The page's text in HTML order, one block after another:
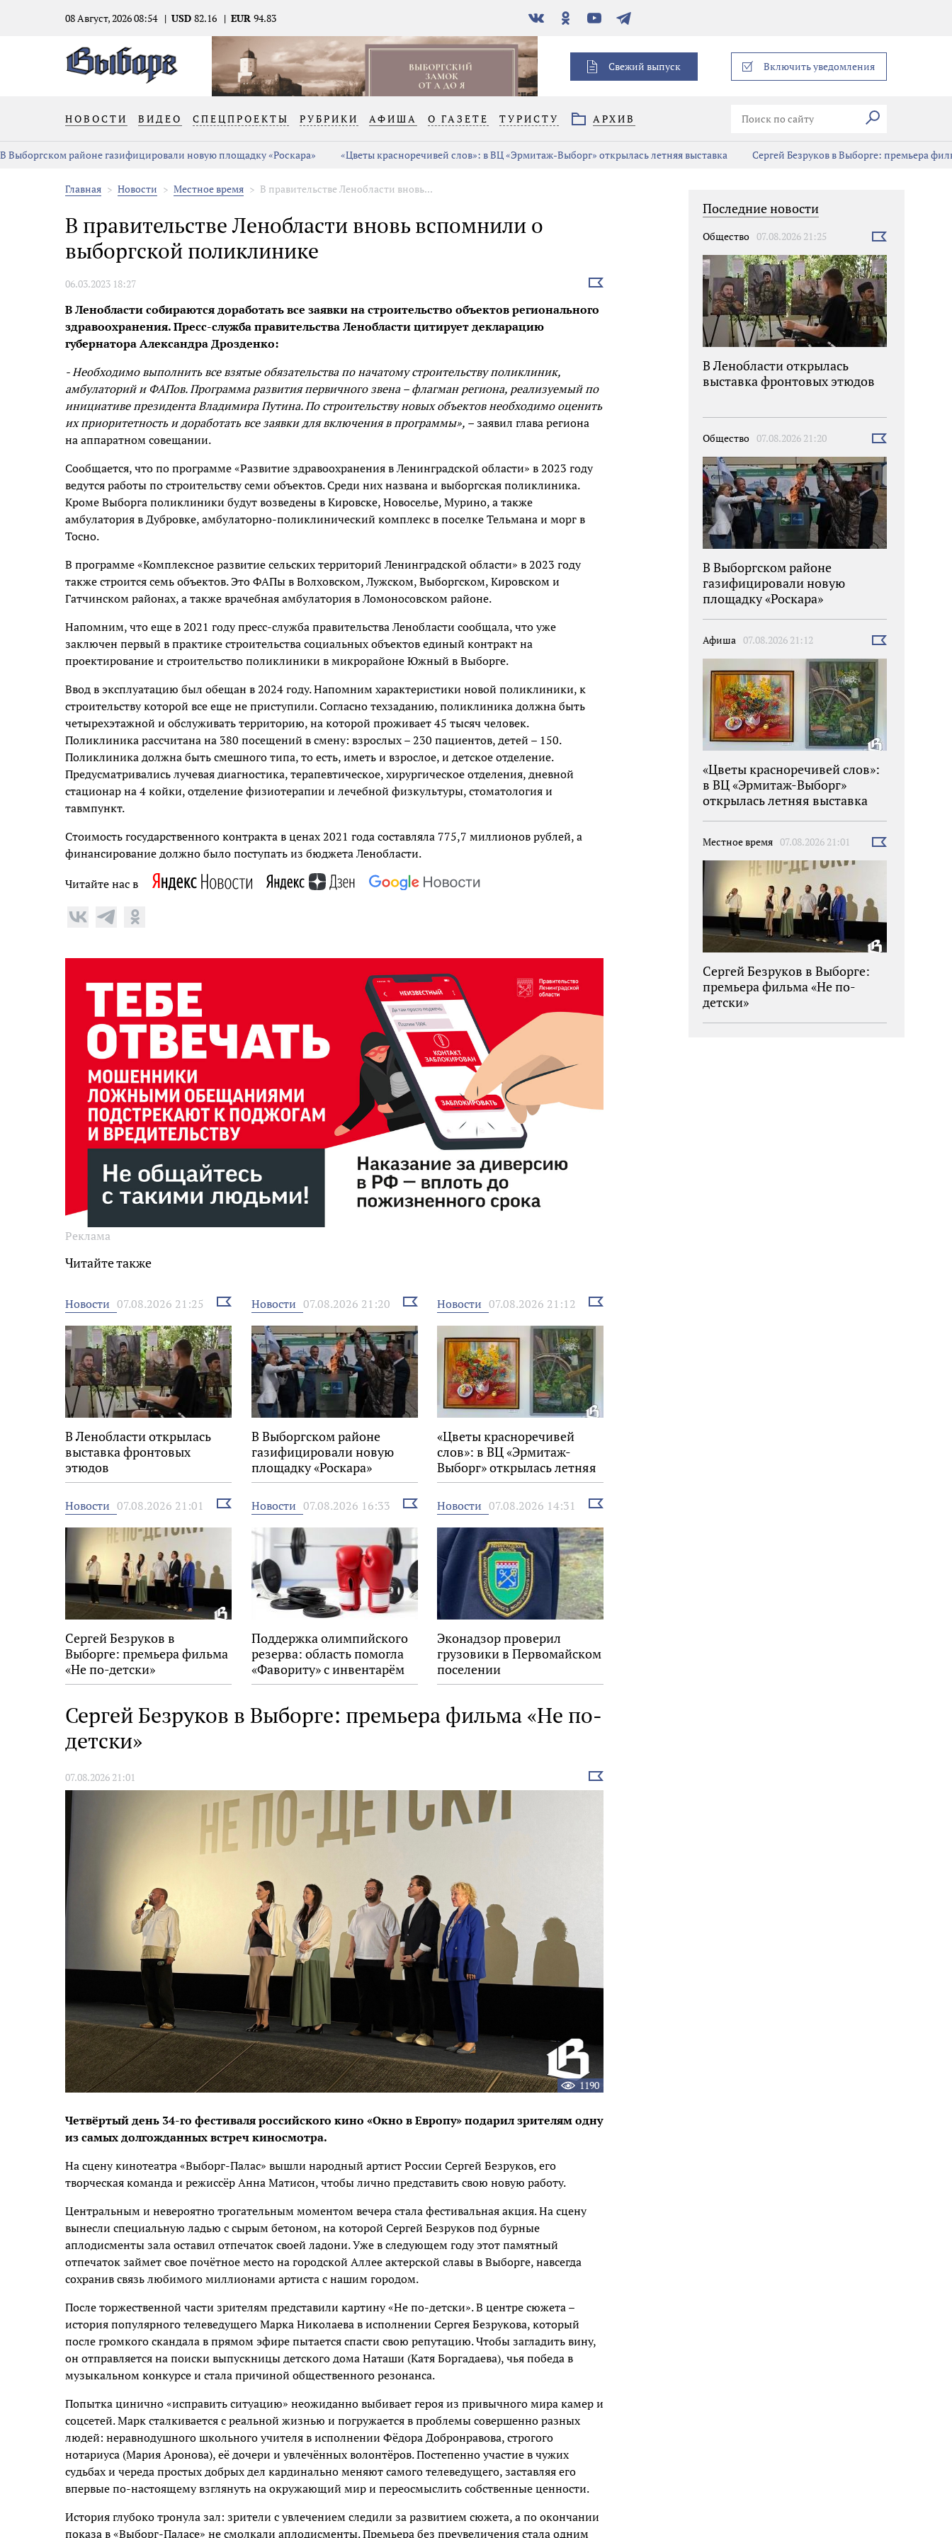
08 Август, 2026 08:54 USD 82.16 EUR 94.83
В
контакте
Одноклассники
YouTubeТелеграм
Свежий выпуск Включить уведомления
НОВОСТИ ВИДЕО СПЕЦПРОЕКТЫ РУБРИКИ АФИША О ГАЗЕТЕ ТУРИСТУ АРХИВ Искать
В Выборгском районе газифицировали новую площадку «Роскара» «Цветы красноречивей слов»: в ВЦ «Эрмитаж-Выборг» открылась летняя выставка Сергей Безруков в Выборге: премьера
Главная Новости Местное время В правительстве Ленобласти вновь...
В правительстве Ленобласти вновь вспомнили о
выборгской поликлинике
06.03.2023 18:27
Выбрать
В Ленобласти собираются доработать все заявки на строительство объектов регионального
здравоохранения. Пресс-служба правительства Ленобласти цитирует декларацию
губернатора Александра Дрозденко:
- Необходимо выполнить все взятые обязательства по начатому строительству поликлиник,
амбулаторий и ФАПов. Программа развития первичного звена – флагман региона, реализуемый по
инициативе президента Владимира Путина. По строительству новых объектов необходимо оценить
их приоритетность и доработать все заявки для включения в программы», –заявил глава региона
на аппаратном совещании.
Сообщается, что по программе «Развитие здравоохранения в Ленинградской области» в 2023 году
ведутся работы по строительству семи объектов. Среди них названа и выборгская поликлиника.
Кроме Выборга поликлиники будут возведены в Кировске, Новоселье, Мурино, а также
амбулатория в Дубровке, амбулаторно-поликлинический комплекс в поселке Тельмана и морг в
Тосно.
В программе «Комплексное развитие сельских территорий Ленинградской области» в 2023 году
также строится семь объектов. Это ФАПы в Волховском, Лужском, Выборгском, Кировском и
Гатчинском районах, а также врачебная амбулатория в Ломоносовском районе.
Напомним, что еще в 2021 году пресс-служба правительства Ленобласти сообщала, что уже
заключен первый в практике строительства социальных объектов единый контракт на
проектирование и строительство поликлиники в микрорайоне Южный в Выборге.
Ввод в эксплуатацию был обещан в 2024 году. Напомним характеристики новой поликлиники, к
строительству которой все еще не приступили. Согласно техзаданию, поликлиника должна быть
четырехэтажной и обслуживать территорию, на которой проживает 45 тысяч человек.
Поликлиника рассчитана на 380 посещений в смену: взрослых – 230 пациентов, детей – 150.
Поликлиника должна быть смешного типа, то есть, иметь и взрослое, и детское отделение.
Предусматривались лучевая диагностика, терапевтическое, хирургическое отделения, дневной
стационар на 4 койки, отделение физиотерапии и лечебной физкультуры, стоматология и
тавмпункт.
Стоимость государственного контракта в ценах 2021 года составляла 775,7 миллионов рублей, а
финансирование должно было поступать из бюджета Ленобласти.
Читайте нас в
Реклама
Читайте также
Новости 07.08.2026 21:25
Выбрать
новость
В Ленобласти открылась
выставка фронтовых
этюдов
Новости 07.08.2026 21:20
Выбрать
новость
В Выборгском районе
газифицировали новую
площадку «Роскара»
Новости 07.08.2026 21:12
Выбрать
«Цветы красноречивей
слов»: в ВЦ «Эрмитаж-
Выборг» открылась летняя
выставка
Новости 07.08.2026 21:01
Выбрать
новость
Сергей Безруков в
Выборге: премьера фильма
«Не по-детски»
Новости 07.08.2026 16:33
Выбрать
новость
Поддержка олимпийского
резерва: область помогла
«Фавориту» с инвентарём
Новости 07.08.2026 14:31
Выбрать
Эконадзор проверил
грузовики в Первомайском
поселении
Сергей Безруков в Выборге: премьера фильма «Не по-
детски»
07.08.2026 21:01
Выбрать
новость
1190
Четвёртый день 34-го фестиваля российского кино «Окно в Европу» подарил зрителям одну
из самых долгожданных встреч киносмотра.
На сцену кинотеатра «Выборг-Палас» вышли народный артист России Сергей Безруков, его
творческая команда и режиссёр Анна Матисон, чтобы лично представить свою новую работу.
Центральным и невероятно трогательным моментом вечера стала фестивальная акция. На сцену
вынесли специальную ладью с сырым бетоном, на которой Сергей Безруков под бурные
аплодисменты зала оставил отпечаток своей ладони. Уже в следующем году этот памятный
отпечаток займет свое почётное место на городской Аллее актерской славы в Выборге, навсегда
сохранив связь любимого миллионами артиста с нашим городом.
После торжественной части зрителям представили картину «Не по-детски». В центре сюжета –
история популярного телеведущего Марка Николаева в исполнении Сергея Безрукова, который
после громкого скандала в прямом эфире пытается спасти свою репутацию. Чтобы загладить вину,
он отправляется на поиски выпускницы детского дома Наташи (Катя Боргадаева), чья победа в
музыкальном конкурсе и стала причиной общественного резонанса.
Попытка цинично «исправить ситуацию» неожиданно выбивает героя из привычного мира камер и
соцсетей. Марк сталкивается с реальной жизнью и погружается в проблемы совершенно разных
людей: неравнодушного школьного учителя в исполнении Фёдора Добронравова, строгого
нотариуса (Мария Аронова), её дочери и увлечённых волонтёров. Постепенно участие в чужих
судьбах и череда простых добрых дел кардинально меняют самого телеведущего, заставляя его
впервые по-настоящему взглянуть на окружающий мир и переосмыслить собственные ценности.
История глубоко тронула зал: зрители с увлечением следили за развитием сюжета, а по окончании
показа в «Выборг-Паласе» не смолкали аплодисменты. Премьера без преувеличения стала одним
Последние новости
Общество 07.08.2026 21:25
Выбрать
В Ленобласти открылась
выставка фронтовых этюдов
Общество 07.08.2026 21:20
Выбрать
В Выборгском районе
газифицировали новую
площадку «Роскара»
Афиша 07.08.2026 21:12
Выбрать
«Цветы красноречивей слов»:
в ВЦ «Эрмитаж-Выборг»
открылась летняя выставка
Местное время 07.08.2026 21:01
Выбрать
Сергей Безруков в Выборге:
премьера фильма «Не по-
детски»